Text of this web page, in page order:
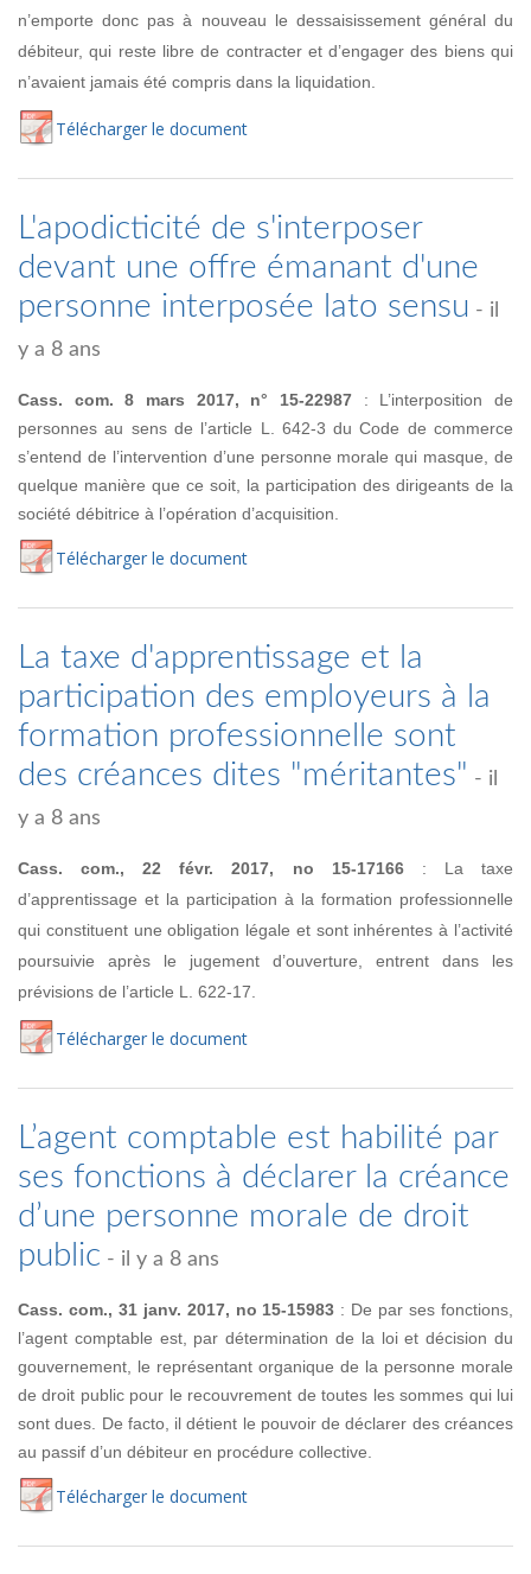
n’emporte donc pas à nouveau le dessaisissement général du
débiteur, qui reste libre de contracter et d’engager des biens qui
n’avaient jamais été compris dans la liquidation.
Télécharger le document
L'apodicticité de s'interposer
devant une offre émanant d'une
personne interposée lato sensu - il
y a 8 ans
Cass. com. 8 mars 2017, n° 15-22987 : L’interposition de
personnes au sens de l’article L. 642-3 du Code de commerce
s’entend de l’intervention d’une personne morale qui masque, de
quelque manière que ce soit, la participation des dirigeants de la
société débitrice à l’opération d’acquisition.
Télécharger le document
La taxe d'apprentissage et la
participation des employeurs à la
formation professionnelle sont
des créances dites "méritantes" - il
y a 8 ans
Cass. com., 22 févr. 2017, no 15-17166: La taxe
d’apprentissage et la participation à la formation professionnelle
qui constituent une obligation légale et sont inhérentesà l’activité
poursuivie après le jugement d’ouverture, entrent dans les
prévisions de l’article L. 622-17.
Télécharger le document
L’agent comptable est habilité par
ses fonctions à déclarer la créance
d’une personne morale de droit
public - il y a 8 ans
Cass. com., 31 janv. 2017, no 15-15983 : De par ses fonctions,
l’agent comptable est, par détermination de la loi et décision du
gouvernement, le représentant organique de la personne morale
de droit public pour le recouvrement de toutes les sommes qui lui
sont dues. De facto, il détient le pouvoir de déclarer des créances
au passif d’un débiteur en procédure collective.
Télécharger le document